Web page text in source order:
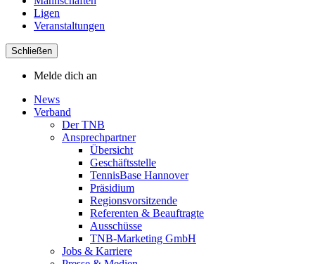
Ligen
Veranstaltungen
Schließen
Melde dich an
News
Verband
Der TNB
Ansprechpartner
Übersicht
Geschäftsstelle
TennisBase Hannover
Präsidium
Regionsvorsitzende
Referenten & Beauftragte
Ausschüsse
TNB-Marketing GmbH
Jobs & Karriere